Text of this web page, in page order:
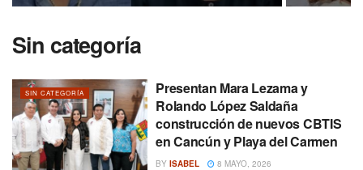
Sin categoría
SIN CATEGORÍA
Presentan Mara Lezama y
Rolando López Saldaña
construcción de nuevos CBTIS
en Cancún y Playa del Carmen
BY ISABEL 8 MAYO, 2026